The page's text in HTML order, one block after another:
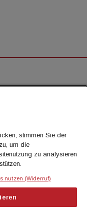
Rechte
stimmen Sie der
um die
zu analysieren
nutzen (Widerruf)